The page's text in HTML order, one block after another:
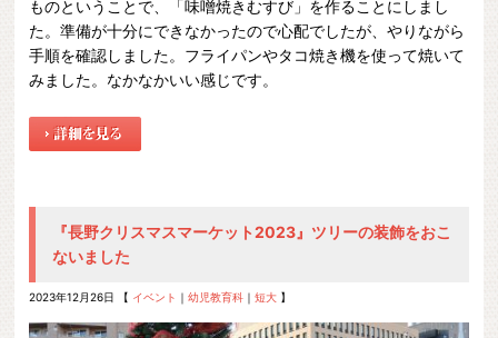
ものということで、「味噌焼きむすび」を作ることにしまし
た。準備が十分にできなかったので心配でしたが、やりながら
手順を確認しました。フライパンやタコ焼き機を使って焼いて
みました。なかなかいい感じです。
『長野クリスマスマーケット2023』ツリーの装飾をおこ
ないました
2023年12月26日 【 イベント ｜幼児教育科 ｜短大 】